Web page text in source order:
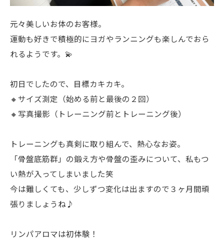
元々美しいお体のお客様。
運動も好きで積極的にヨガやランニングも楽しんでおら
れるようです。💫
初日でしたので、目標カキカキ。
🔸サイズ測定（始める前と最後の２回）
🔸写真撮影（トレーニング前とトレーニング後）
トレーニングも真剣に取り組んで、熱心なお姿。
「骨盤底筋群」の鍛え方や骨盤の歪みについて、私もつ
い熱が入ってしまいました笑
今は難しくても、少しずつ変化は出ますので３ヶ月間頑
張りましょうね♪
リンパアロマは初体験！